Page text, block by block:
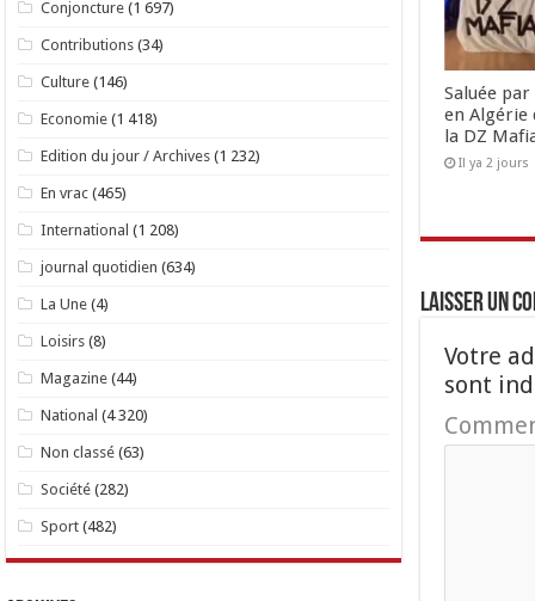
Saluée
en Algérie
la DZ
Il ya 2 jours
Laisser un
Votre
sont
Conjoncture (1 697)
Contributions (34)
Culture (146)
Economie (1 418)
Edition du jour / Archives (1 232)
En vrac (465)
International (1 208)
journal quotidien (634)
La Une (4)
Loisirs (8)
Magazine (44)
National (4 320)
Non classé (63)
Société (282)
Sport (482)